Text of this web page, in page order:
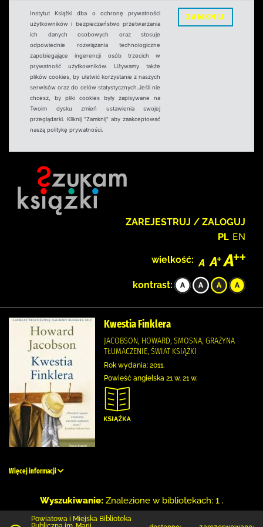
Instytut Książki dba o ochronę prywatności
użytkowników i bezpieczeństwo przetwarzania
ich danych osobowych oraz stosuje
odpowiednie rozwiązania technologiczne
zapobiegające ingerencji osób trzecich w
prywatność użytkowników. Używamy także
plików cookies, by ułatwić korzystanie z naszych
serwisów oraz do celów statystycznych.Jeśli nie
chcesz, by pliki cookies były zapisywane na
Twoim dysku zmień ustawienia swojej
przeglądarki. Kliknij "Zamknij" aby zaakceptować
naszą politykę prywatności.
ZAMKNIJ
ZAREJESTRUJ / ZALOGUJ
PL EN
wielkość:
kontrast:
Kwestia Finklera
JACOBSON, HOWARD, SMOSNA, GRAŻYNA
TŁUMACZENIE, ŚWIAT KSIĄŻKI
Rok wydania: 2011.
Powieść angielska 21 w. 21 w.
Więcej informacji
Wyszukiwanie: Znalezione w bibliotekach: 1 .
Powiatowa i Miejska Biblioteka